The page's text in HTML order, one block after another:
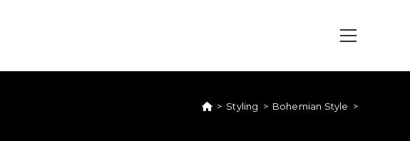
> Styling > Bohemian Style >